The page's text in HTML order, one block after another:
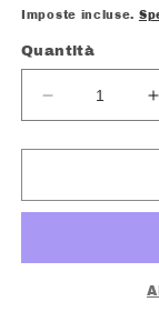
di
Imposte incluse.
Quantità
Diminuisci
quantità
per
LATTE